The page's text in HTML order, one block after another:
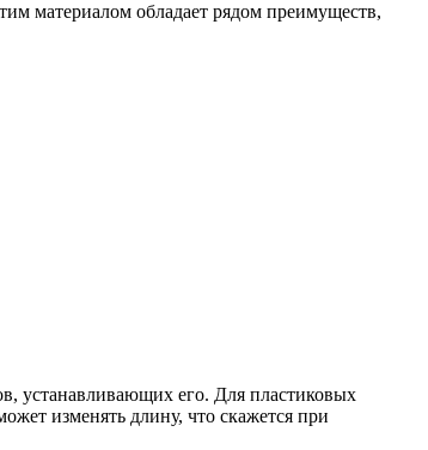
материалом обладает рядом преимуществ,
устанавливающих его. Для пластиковых
изменять длину, что скажется при